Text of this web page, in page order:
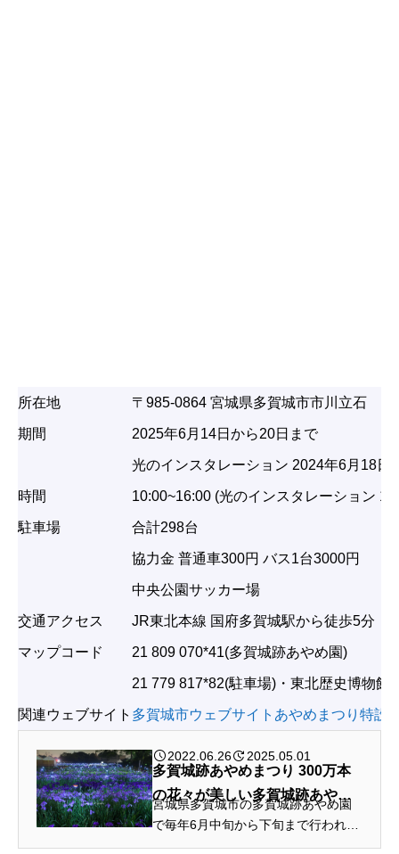
所在地 〒985-0864 宮城県多賀城市市川立石
期間 2025年6月14日から20日まで
光のインスタレーション 2024年6月18日
時間 10:00~16:00 (光のインスタレーション
駐車場 合計298台
協力金 普通車300円 バス1台3000円
中央公園サッカー場
交通アクセス JR東北本線 国府多賀城駅から徒歩5分
マップコード 21 809 070*41(多賀城跡あやめ園)
21 779 817*82(駐車場)・東北歴史博物
関連ウェブサイト 多賀城市ウェブサイトあやめまつり特設
2022.06.26 2025.05.01
多賀城跡あやめまつり 300万本
の花々が美しい多賀城跡あやめ
園 | 宮城県多賀城市
宮城県多賀城市の多賀城跡あやめ園
で毎年6月中旬から下旬まで行われて
いる「多賀城跡あやめまつり」は、